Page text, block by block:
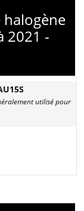
halogène
2021 -
utilisé pour